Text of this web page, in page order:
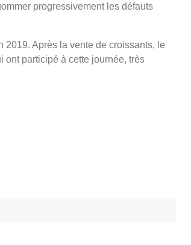
progressivement les défauts
2019. Après la vente de croissants, le
ont participé à cette journée, très